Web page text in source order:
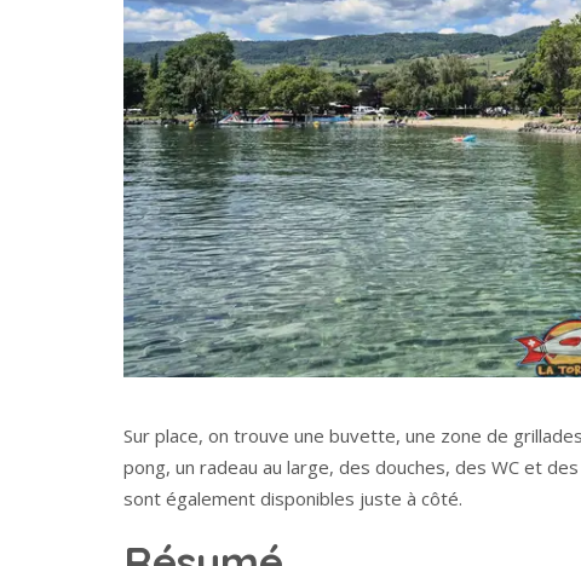
Sur place, on trouve une buvette, une zone de
pong, un radeau au large, des douches, des WC et
sont également disponibles juste à côté.